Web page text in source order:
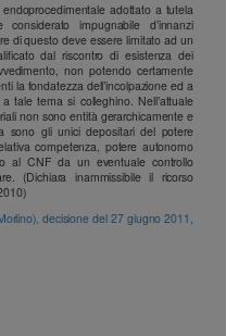
adottato a tutela
impugnabile d’innanzi
di questo deve essere limitato ad un
dal riscontro di esistenza dei
non potendo certamente
la fondatezza dell’incolpazione ed a
tale tema si colleghino. Nell’attuale
non sono entità gerarchicamente e
sono gli unici depositari del potere
competenza, potere autonomo
al CNF da un eventuale controllo
(Dichiara inammissibile il ricorso
decisione del 27 giugno 2011,